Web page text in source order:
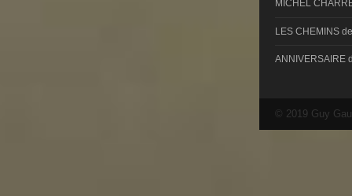
MICHEL
LES CHEMINS
ANNIVERSAIRE
© 2019 Guy